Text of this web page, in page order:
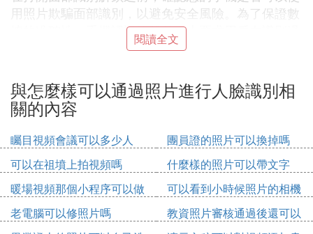
用照片欺騙面部識別，以避免安全風險。為了保證數
據的准確性，手機認證軟體基本上要求用戶在識別過
程中執行的動作操作，比如眨眼，搖頭，點頭等動
人臉識別的優點和缺點：
優點：1、非強制性和謹防刻意，用戶不需要配合人
臉圖像的採集，圖像採集在無意識狀態下，一方面不
是強制性的，另一方面避免了有意識的；2、非接觸
式，用戶獲得的圖像與設備無直接接觸，清潔衛生，
避免可能的接觸感染疾病；3、多重性可以由多個人
同時識別。
缺點：1、人臉可能被化妝、化妝等，可能認不出
來，降低准確度；2、它可以通過像照片這樣的圖
閱讀全文
與怎麼樣可以通過照片進行人臉識別相
關的內容
矚目視頻會議可以多少人
團員證的照片可以換掉嗎
可以在祖墳上拍視頻嗎
什麼樣的照片可以帶文字
暖場視頻那個小程序可以做
可以看到小時候照片的相機
老電腦可以修照片嗎
教資照片審核通過後還可以
修改嗎